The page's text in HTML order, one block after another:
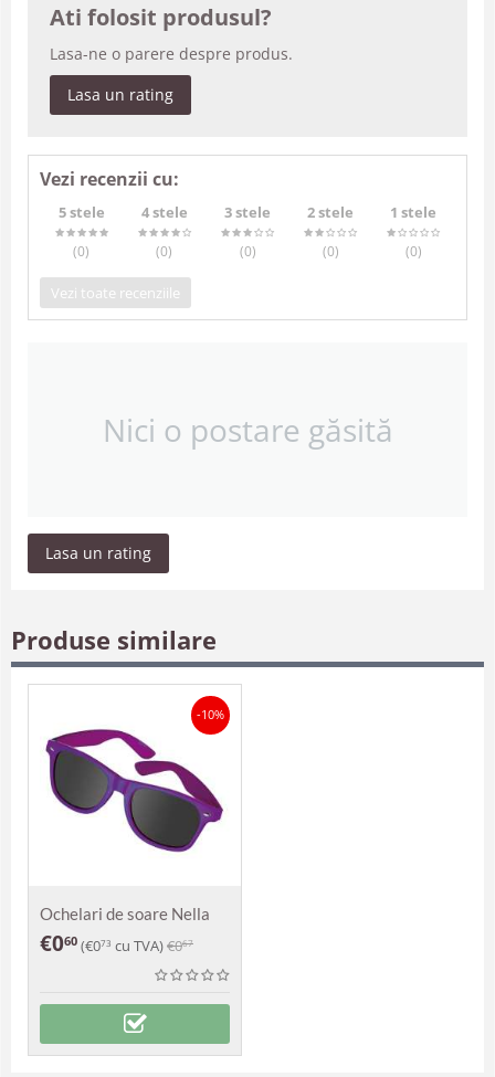
Ati folosit produsul?
Lasa-ne o parere despre produs.
Lasa un rating
Vezi recenzii cu:
5 stele
(0)
4 stele
(0)
3 stele
(0)
2 stele
(0)
1 stele
(0)
Vezi toate recenziile
Nici o postare găsită
Lasa un rating
Produse similare
-10%
Ochelari de soare Nella
€060 (€073 cu TVA)€067